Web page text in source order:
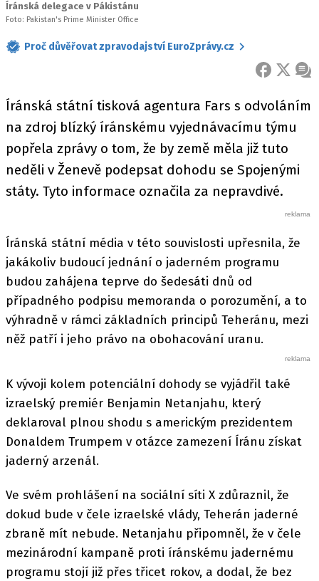
Íránská delegace v Pákistánu
Foto: Pakistan's Prime Minister Office
Proč důvěřovat zpravodajství EuroZprávy.cz
FACEBOOK
X
Íránská státní tisková agentura Fars s odvoláním
na zdroj blízký íránskému vyjednávacímu týmu
popřela zprávy o tom, že by země měla již tuto
neděli v Ženevě podepsat dohodu se Spojenými
státy. Tyto informace označila za nepravdivé.
Íránská státní média v této souvislosti upřesnila, že
jakákoliv budoucí jednání o jaderném programu
budou zahájena teprve do šedesáti dnů od
případného podpisu memoranda o porozumění, a to
výhradně v rámci základních principů Teheránu, mezi
něž patří i jeho právo na obohacování uranu.
K vývoji kolem potenciální dohody se vyjádřil také
izraelský premiér Benjamin Netanjahu, který
deklaroval plnou shodu s americkým prezidentem
Donaldem Trumpem v otázce zamezení Íránu získat
jaderný arzenál.
Ve svém prohlášení na sociální síti X zdůraznil, že
dokud bude v čele izraelské vlády, Teherán jaderné
zbraně mít nebude. Netanjahu připomněl, že v čele
mezinárodní kampaně proti íránskému jadernému
programu stojí již přes třicet rokov, a dodal, že bez